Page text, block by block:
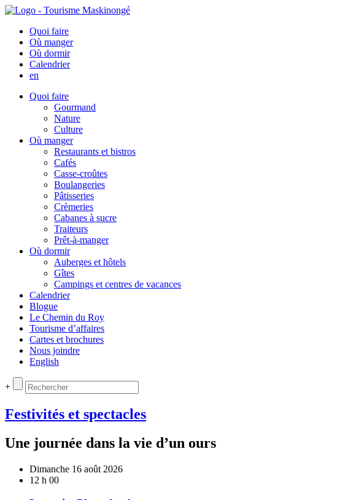
Quoi faire
Où manger
Où dormir
Calendrier
en
Quoi faire
Gourmand
Nature
Culture
Où manger
Restaurants et bistros
Cafés
Casse-croûtes
Boulangeries
Pâtisseries
Crèmeries
Cabanes à sucre
Traiteurs
Prêt-à-manger
Où dormir
Auberges et hôtels
Gîtes
Campings et centres de vacances
Calendrier
Blogue
Le Chemin du Roy
Tourisme d’affaires
Cartes et brochures
Nous joindre
English
+
Festivités et spectacles
Une journée dans la vie d’un ours
Dimanche 16 août 2026
12 h 00